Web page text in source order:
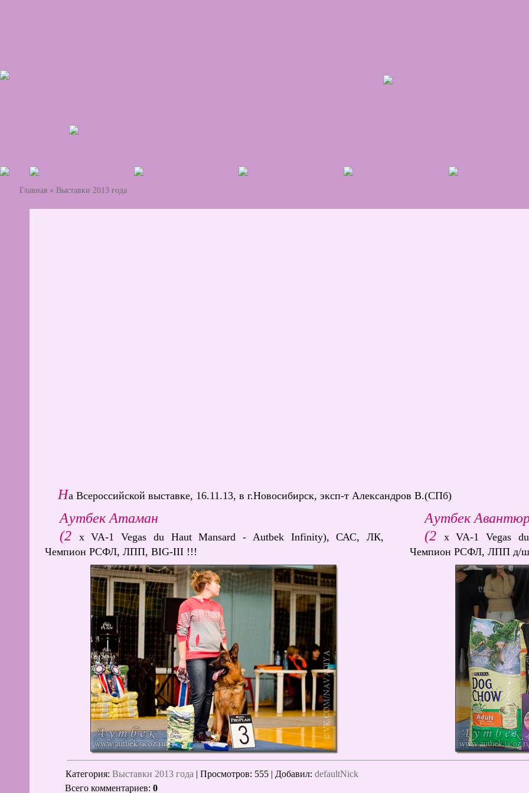
Главная » Выставки 2013 года
На Всероссийской выставке, 16.11.13, в г.Новосибирск, эксп-т Александров В.(СПб)
Аутбек Атаман
(2 x VA-1 Vegas du Haut Mansard - Autbek Infinity), САС, ЛК,
Чемпион РСФЛ, ЛПП, BIG-III !!!
Аутбек
(2 x VA-1 Vegas
Чемпион РСФЛ, ЛПП д/
Категория: Выставки 2013 года | Просмотров: 555 | Добавил: defaultNick
Всего комментариев: 0